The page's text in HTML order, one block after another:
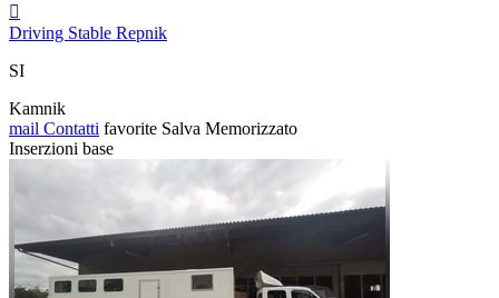

Driving Stable Repnik
SI
Kamnik
mail Contatti favorite Salva Memorizzato
Inserzioni base